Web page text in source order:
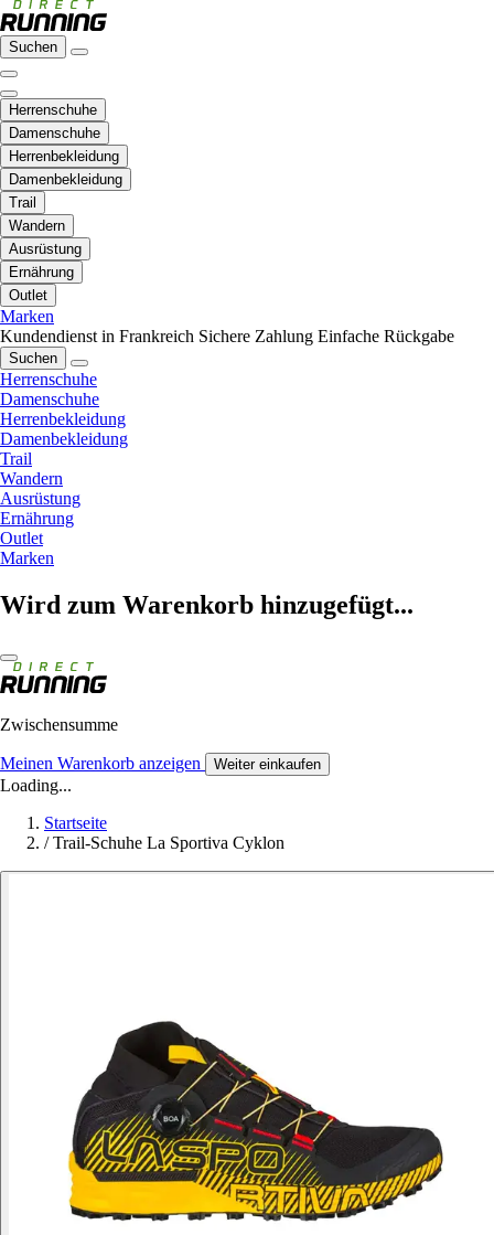
Suchen
Herrenschuhe
Damenschuhe
Herrenbekleidung
Damenbekleidung
Trail
Wandern
Ausrüstung
Ernährung
Outlet
Marken
Kundendienst in Frankreich Sichere Zahlung Einfache Rückgabe
Suchen
Herrenschuhe
Damenschuhe
Herrenbekleidung
Damenbekleidung
Trail
Wandern
Ausrüstung
Ernährung
Outlet
Marken
Wird zum Warenkorb hinzugefügt...
Zwischensumme
Meinen Warenkorb anzeigen Weiter einkaufen
Loading...
Startseite
/ Trail-Schuhe La Sportiva Cyklon